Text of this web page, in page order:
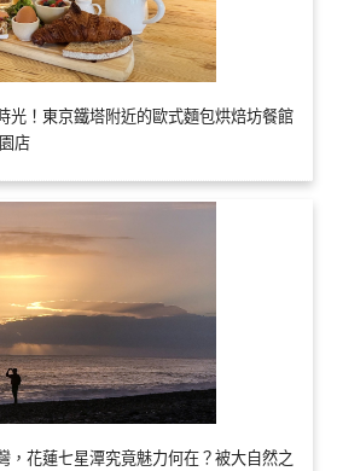
光！東京鐵塔附近的歐式麵包烘焙坊餐館
店
，花蓮七星潭究竟魅力何在？被大自然之